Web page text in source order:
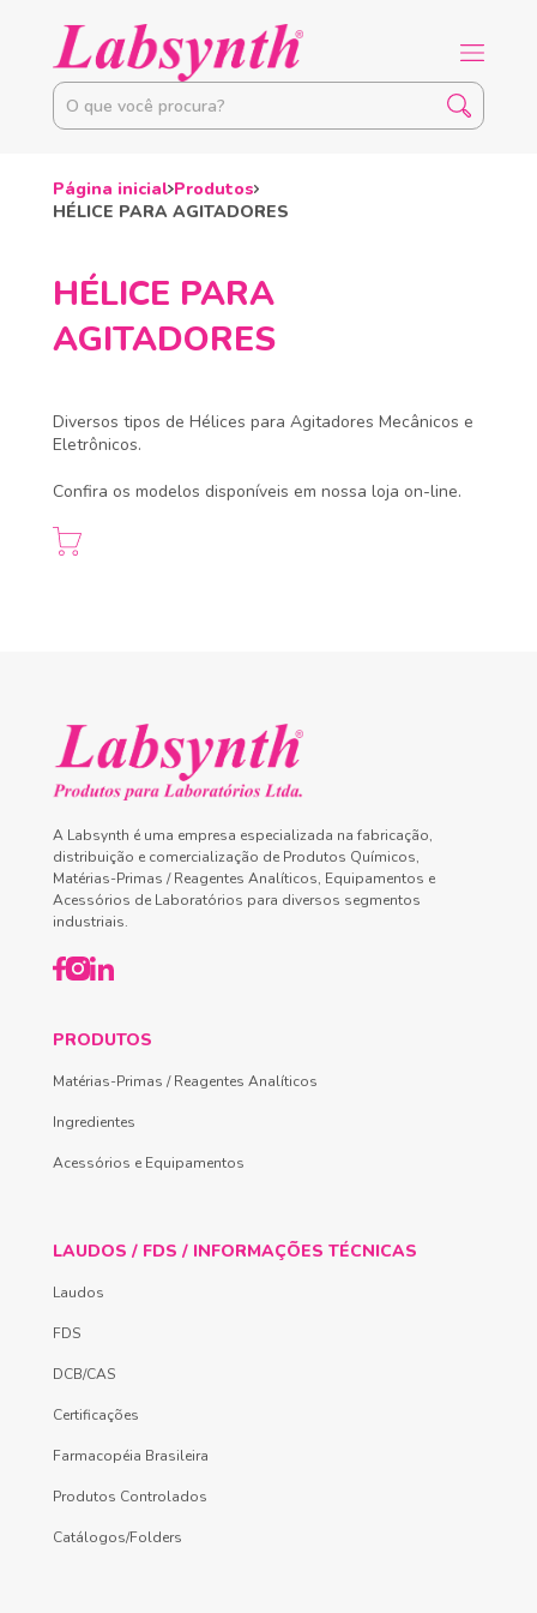
Página inicial Produtos
HÉLICE PARA AGITADORES
HÉLICE PARA
AGITADORES
Diversos tipos de Hélices para Agitadores Mecânicos e
Eletrônicos.
Confira os modelos disponíveis em nossa loja on-line.
A Labsynth é uma empresa especializada na fabricação,
distribuição e comercialização de Produtos Químicos,
Matérias-Primas / Reagentes Analíticos, Equipamentos e
Acessórios de Laboratórios para diversos segmentos
industriais.
PRODUTOS
Matérias-Primas / Reagentes Analíticos
Ingredientes
Acessórios e Equipamentos
LAUDOS / FDS / INFORMAÇÕES TÉCNICAS
Laudos
FDS
DCB/CAS
Certificações
Farmacopéia Brasileira
Produtos Controlados
Catálogos/Folders